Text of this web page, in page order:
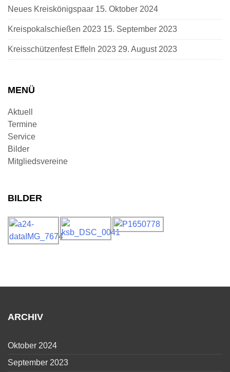
Neues Kreiskönigspaar 15. Oktober 2024
Kreispokalschießen 2023 15. September 2023
Kreisschützenfest Effeln 2023 29. August 2023
MENÜ
Aktuell
Termine
Service
Bilder
Mitgliedsvereine
BILDER
ARCHIV
Oktober 2024
September 2023